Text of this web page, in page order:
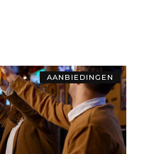
AANBIEDINGEN